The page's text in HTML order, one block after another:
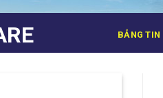
BẢNG TIN